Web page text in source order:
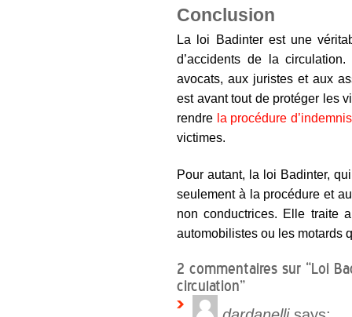
Conclusion
La loi Badinter est une
d’accidents de la
avocats, aux juristes et aux
est avant tout de protéger les
rendre la procédure
victimes.
Pour autant, la loi Badinter,
seulement à la procédure et
non conductrices. Elle traite
automobilistes ou les motards
2 commentaires sur “Loi
circulation”